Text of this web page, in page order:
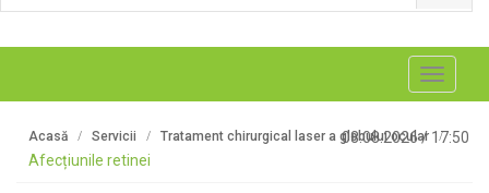
Toggle
Acasă Servicii Tratament chirurgical laser a globului ocular
Afecțiunile retinei
08.08.2026/17:50